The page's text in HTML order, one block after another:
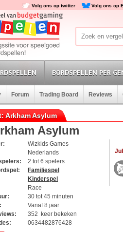
Volg ons op twitter Volg ons op
BORDSPELLEN PER
Forum Trading Board Reviews
Arkham Asylum
Asylum
Wizkids Games
Nederlands
2 tot 6 spelers
Familiespel
Kinderspel
Race
30 tot 45 minuten
Vanaf 8 jaar
352 keer bekeken
0634482876428